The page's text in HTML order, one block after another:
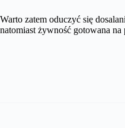
Warto zatem oduczyć się
natomiast żywność gotowana